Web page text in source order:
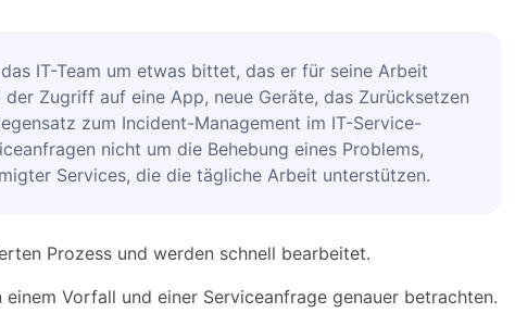
IT-Team um etwas bittet, das er für seine Arbeit
Zugriff auf eine App, neue Geräte, das Zurücksetzen
zum Incident-Management im IT-Service-
nicht um die Behebung eines Problems,
Services, die die tägliche Arbeit unterstützen.
Prozess und werden schnell bearbeitet.
Vorfall und einer Serviceanfrage genauer betrachten.